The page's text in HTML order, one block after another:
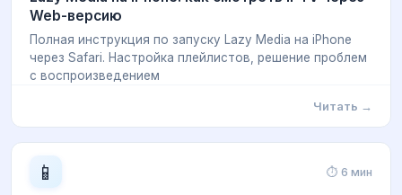
Web-версию
Полная инструкция по запуску Lazy Media на iPhone
через Safari. Настройка плейлистов, решение проблем
с воспроизведением
Читать →
📱 ⏱ 6 мин